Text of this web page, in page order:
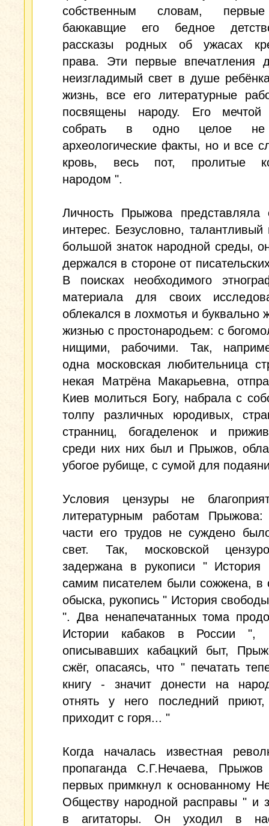
собственным словам,
баюкавщие его бедное
рассказы родных об ужасах
права. Эти первые впечатления
неизгладимый свет в душе
жизнь, все его литературные
посвящены народу. Его
собрать в одно целое не
археологические факты, но и все
кровь, весь пот, пролитые
народом ".
Личность Прыжова представляла
интерес. Безусловно, талантливый
большой знаток народной среды,
держался в стороне от
В поисках необходимого
материала для своих
облекался в лохмотья и буквально
жизнью с простонародьем: с
нищими, рабочими. Так,
одна московская любительница
некая Матрёна Макарьевна,
Киев молиться Богу, набрала с
толпу различных юродивых,
странниц, богаделенок и
среди них них был и Прыжов,
убогое рубище, с сумой для
Условия цензуры не
литературным работам
части его трудов не суждено
свет. Так, московской
задержана в рукописи "
самим писателем были сожжена, в
обыска, рукопись " История
". Два ненапечатанных тома
Истории кабаков в России ",
описывавших кабацкий быт,
сжёг, опасаясь, что " печатать
книгу - значит донести на
отнять у него последний
приходит с горя... "
Когда началась известная
пропаганда С.Г.Нечаева,
первых примкнул к основанному
Обществу народной расправы " и
в агитаторы. Он уходил в